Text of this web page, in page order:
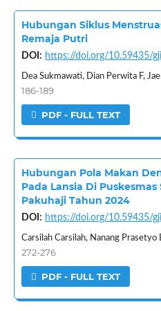
Hubungan Siklus
Remaja Putri
DOI: https://doi.org/10.59435/
Dea Sukmawati, Dian Perwita F,
186-189
PDF - FULL TEXT
Hubungan Pola Makan
Pada Lansia Di
Pakuhaji Tahun 2024
DOI: https://doi.org/10.59435/
Carsilah Carsilah, Nanang Prasetyo
272-276
PDF - FULL TEXT